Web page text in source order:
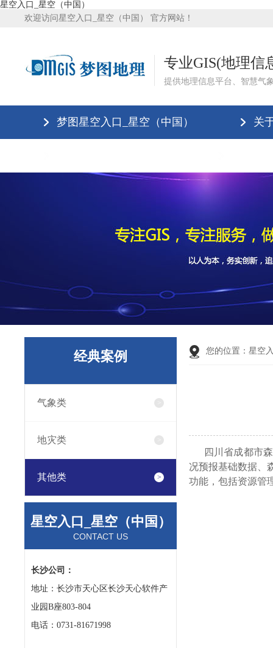
星空入口_星空（中国）
欢迎访问星空入口_星空（中国） 官方网站！
专业GIS(地理信
提供地理信息平台、智慧气
梦图星空入口_星空（中国） 关
经典案例
气象类
地灾类
其他类
星空入口_星空（中国）
CONTACT US
长沙公司：
地址：长沙市天心区长沙天心软件产
业园B座803-804
电话：0731-81671998
您的位置： 星空
四川省成都市森
况预报基础数据、
功能，包括资源管